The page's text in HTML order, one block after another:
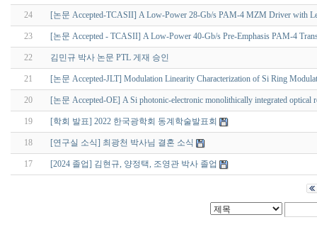
24 [논문 Accepted-TCASII] A Low-Power 28-Gb/s PAM-4 MZM Driver with
23 [논문 Accepted - TCASII] A Low-Power 40-Gb/s Pre-Emphasis PAM-4
22 김민규 박사 논문 PTL 게재 승인
21 [논문 Accepted-JLT] Modulation Linearity Characterization of Si Ring
20 [논문 Accepted-OE] A Si photonic-electronic monolithically integrated
19 [학회 발표] 2022 한국광학회 동계학술발표회
18 [연구실 소식] 최광천 박사님 결혼 소식
17 [2024 졸업] 김현규, 양정택, 조영관 박사 졸업